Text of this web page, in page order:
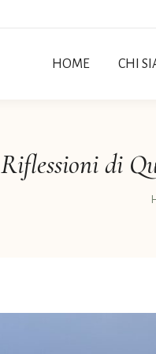
HOME CHI
Riflessioni di